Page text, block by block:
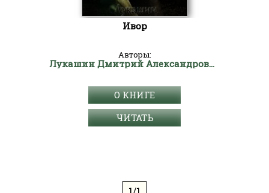
Ивор
Авторы:
Лукашин Дмитрий Александрович
О КНИГЕ
ЧИТАТЬ